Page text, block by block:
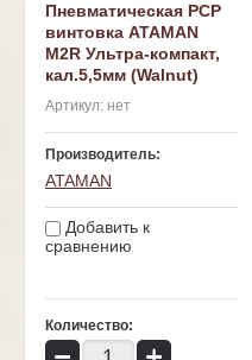
Пневматическая PCP
винтовка ATAMAN
M2R Ультра-компакт,
кал.5,5мм (Walnut)
Артикул: нет
Производитель:
ATAMAN
Добавить к
сравнению
Количество: